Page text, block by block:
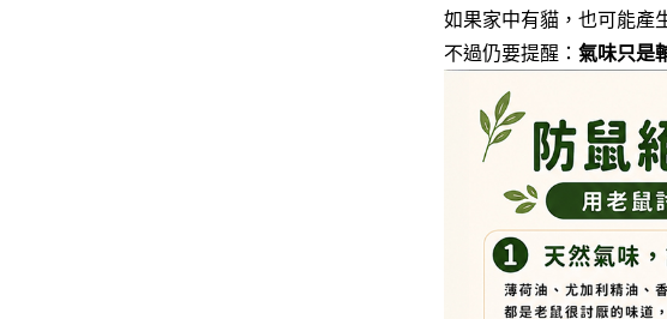
如果家中有貓，也可能產
不過仍要提醒： 氣味只是